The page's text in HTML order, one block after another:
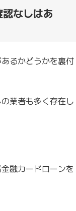
なしはあ
るかどうかを裏付
業者も多く存在し
融カードローンを